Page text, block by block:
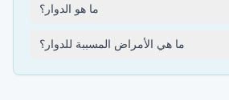
ما هو الدوار؟
ما هي الأمراض المسببة للدوار؟